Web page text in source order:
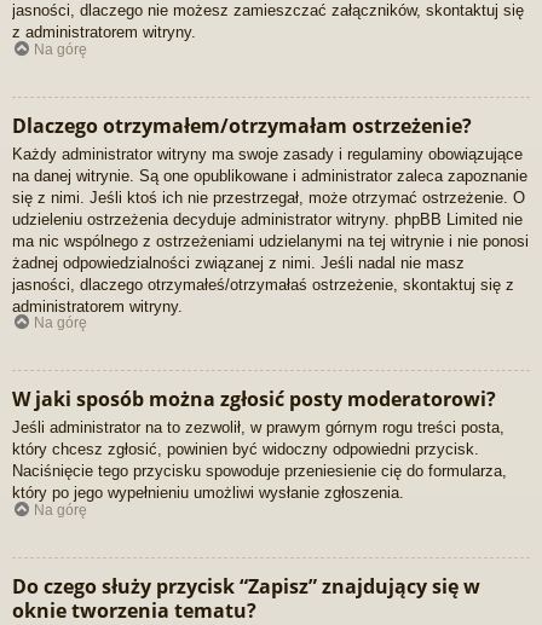
jasności, dlaczego nie możesz zamieszczać załączników, skontaktuj się
z administratorem witryny.
Na górę
Dlaczego otrzymałem/otrzymałam ostrzeżenie?
Każdy administrator witryny ma swoje zasady i regulaminy obowiązujące
na danej witrynie. Są one opublikowane i administrator zaleca zapoznanie
się z nimi. Jeśli ktoś ich nie przestrzegał, może otrzymać ostrzeżenie. O
udzieleniu ostrzeżenia decyduje administrator witryny. phpBB Limited nie
ma nic wspólnego z ostrzeżeniami udzielanymi na tej witrynie i nie ponosi
żadnej odpowiedzialności związanej z nimi. Jeśli nadal nie masz
jasności, dlaczego otrzymałeś/otrzymałaś ostrzeżenie, skontaktuj się z
administratorem witryny.
Na górę
W jaki sposób można zgłosić posty moderatorowi?
Jeśli administrator na to zezwolił, w prawym górnym rogu treści posta,
który chcesz zgłosić, powinien być widoczny odpowiedni przycisk.
Naciśnięcie tego przycisku spowoduje przeniesienie cię do formularza,
który po jego wypełnieniu umożliwi wysłanie zgłoszenia.
Na górę
Do czego służy przycisk “Zapisz” znajdujący się w
oknie tworzenia tematu?